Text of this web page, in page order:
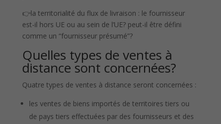
👉la territorialité du flux de livraison : le fournisseur
est-il hors UE ou au sein de l’UE? peut-il être défini
comme un “fournisseur présumé”?
Quelles types de ventes à
distance sont concernées?
Quatre types de ventes à distance seront concernées :
les ventes de biens importés de territoires tiers ou
de pays tiers effectuées par des fournisseurs et des